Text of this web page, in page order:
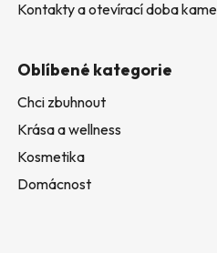
Kontakty a otevírací doba
Oblíbené kategorie
Chci zbuhnout
Krása a wellness
Kosmetika
Domácnost